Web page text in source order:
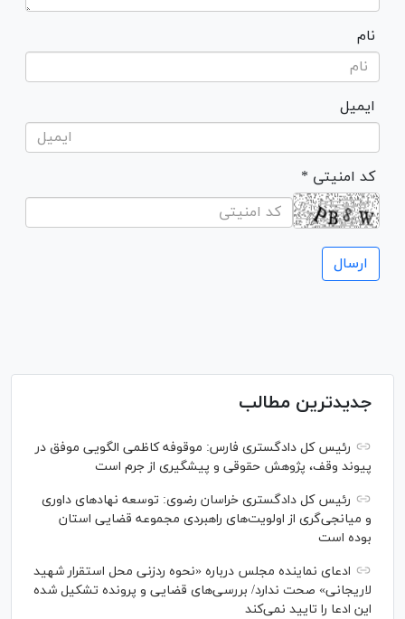
نام
ایمیل
* کد امنیتی
جدیدترین مطالب
رئیس کل دادگستری فارس: موقوفه کاظمی الگویی موفق در
پیوند وقف، پژوهش حقوقی و پیشگیری از جرم است
رئیس کل دادگستری خراسان رضوی: توسعه نهاد‌های داوری
و میانجی‌گری از اولویت‌های راهبردی مجموعه قضایی استان
بوده است
ادعای نماینده مجلس درباره «نحوه ردزنی محل استقرار شهید
لاریجانی» صحت ندارد/ بررسی‌های قضایی و پرونده تشکیل شده
این ادعا را تایید نمی‌کند